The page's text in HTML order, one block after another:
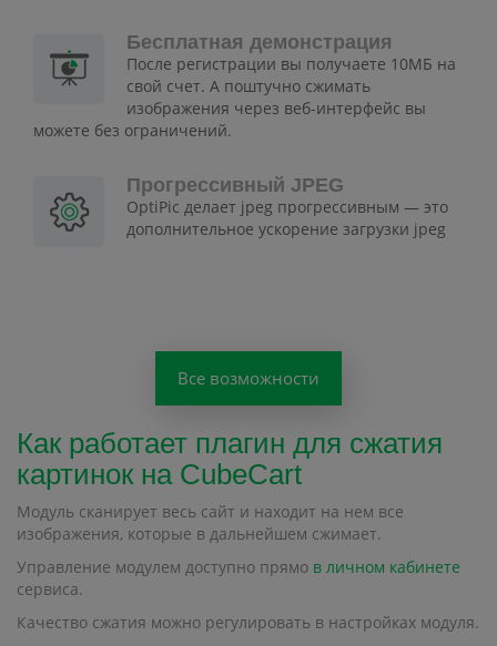
Бесплатная демонстрация
После регистрации вы получаете 10МБ на
свой счет. А поштучно сжимать
изображения через веб-интерфейс вы
можете без ограничений.
Прогрессивный JPEG
OptiPic делает jpeg прогрессивным — это
дополнительное ускорение загрузки jpeg
Все возможности
Как работает плагин для сжатия
картинок на CubeCart
Модуль сканирует весь сайт и находит на нем все
изображения, которые в дальнейшем сжимает.
Управление модулем доступно прямо в личном кабинете
сервиса.
Качество сжатия можно регулировать в настройках модуля.